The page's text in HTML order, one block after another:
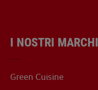
I NOSTRI MARCHI
Green Cuisine